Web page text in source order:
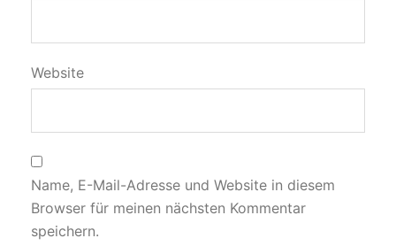
Website
Name, E-Mail-Adresse und Website in diesem
Browser für meinen nächsten Kommentar
speichern.